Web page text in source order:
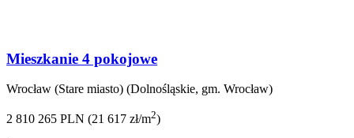
Mieszkanie 4 pokojowe
Wrocław (Stare miasto) (Dolnośląskie, gm. Wrocław)
2 810 265 PLN (21 617 zł/m2)